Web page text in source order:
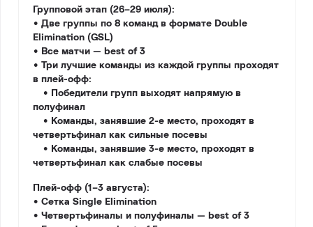
Групповой этап (26–29 июля):
• Две группы по 8 команд в формате Double
Elimination (GSL)
• Все матчи — best of 3
• Три лучшие команды из каждой группы проходят
в плей-офф:
• Победители групп выходят напрямую в
полуфинал
• Команды, занявшие 2-е место, проходят в
четвертьфинал как сильные посевы
• Команды, занявшие 3-е место, проходят в
четвертьфинал как слабые посевы
Плей-офф (1–3 августа):
• Сетка Single Elimination
• Четвертьфиналы и полуфиналы — best of 3